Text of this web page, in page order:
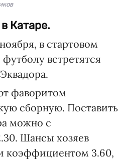
Катаре.
в стартовом
футболу встретятся
фаворитом
сборную. Поставить
можно с
Шансы хозяев
коэффициентом 3.60,